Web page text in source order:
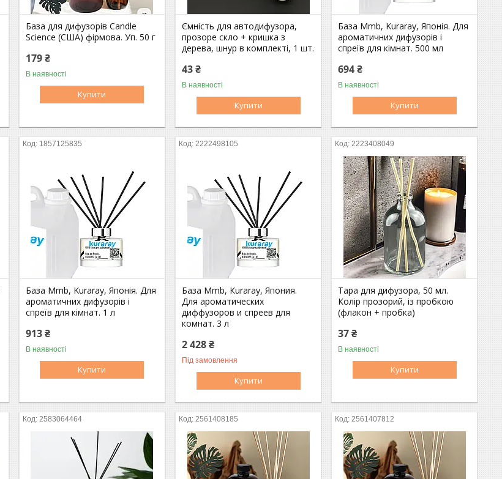
База для дифузорів Candle
Science (США) фірмова. Уп. 50 г
179 ₴
В наявності
Купити
Ємність для автодифузора,
прозоре скло + кришка з
дерева, шнур в комплекті, 1 шт.
43 ₴
В наявності
Купити
База Mmb, Kuraray, Японія. Для
ароматичних дифузорів і
спреїв для кімнат. 500 мл
694 ₴
В наявності
Купити
1857125835
База Mmb, Kuraray, Японія. Для
ароматичних дифузорів і
спреїв для кімнат. 1 л
913 ₴
В наявності
Купити
2222498105
База Mmb, Кuraray, Япония.
Для ароматических
диффузоров и спреев для
комнат. 3 л
2 428 ₴
Під замовлення
Купити
2223408049
Тара для дифузора, 50 мл.
Колір прозорий, із пробкою
(флакон + пробка)
37 ₴
В наявності
Купити
2583064464 2561408185 2561407812